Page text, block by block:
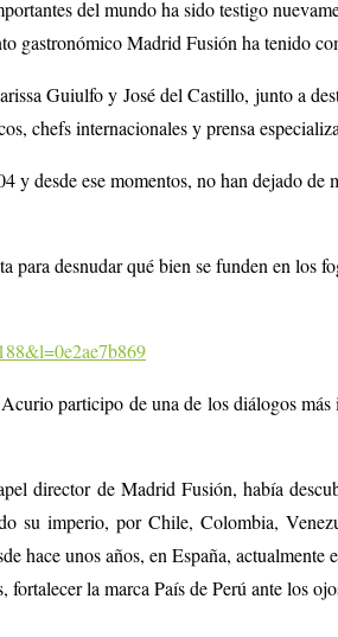
del mundo ha sido testigo
gastronómico Madrid Fusión ha tenido
Guiulfo y José del Castillo, junto a
chefs internacionales y prensa
desde ese momentos, no han dejado
para desnudar qué bien se funden en los
participo de una de los diálogos
director de Madrid Fusión, había
su imperio, por Chile, Colombia,
hace unos años, en España,
la marca País de Perú ante los